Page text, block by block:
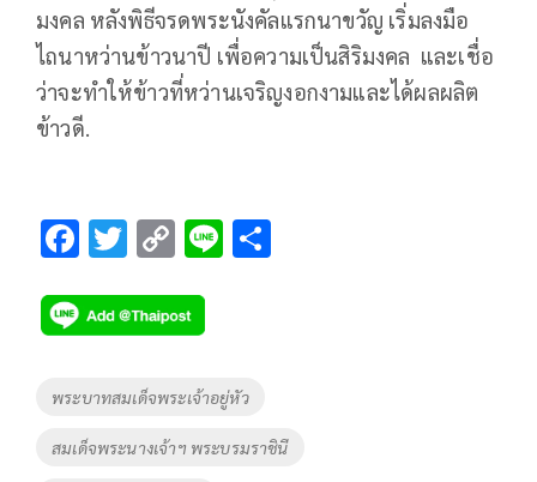
มงคล หลังพิธีจรดพระนังคัลแรกนาขวัญ เริ่มลงมือ
ไถนาหว่านข้าวนาปี เพื่อความเป็นสิริมงคล และเชื่อ
ว่าจะทำให้ข้าวที่หว่านเจริญงอกงามและได้ผลผลิต
ข้าวดี.
F
e
b
o
o
k
T
tt
er
C
p
y
Li
k
Li
Tags
พระบาทสมเด็จพระเจ้าอยู่หัว
สมเด็จพระนางเจ้าฯ พระบรมราชินี